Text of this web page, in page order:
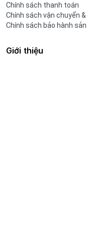
Chính sách thanh toán
Chính sách vận chuyển &
Chính sách bảo hành
Giới thiệu